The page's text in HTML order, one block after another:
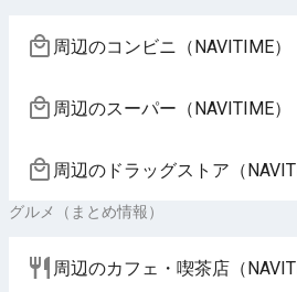
周辺のコンビニ（NAVITIME）
周辺のスーパー（NAVITIME）
周辺のドラッグストア（
グルメ（まとめ情報）
周辺のカフェ・喫茶店（